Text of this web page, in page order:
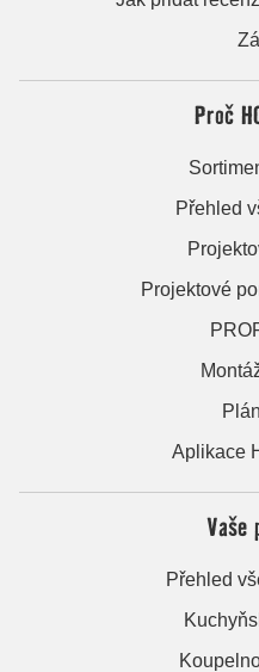
Proč
Přehled
Projektové
Aplikace
Vaše
Přehled